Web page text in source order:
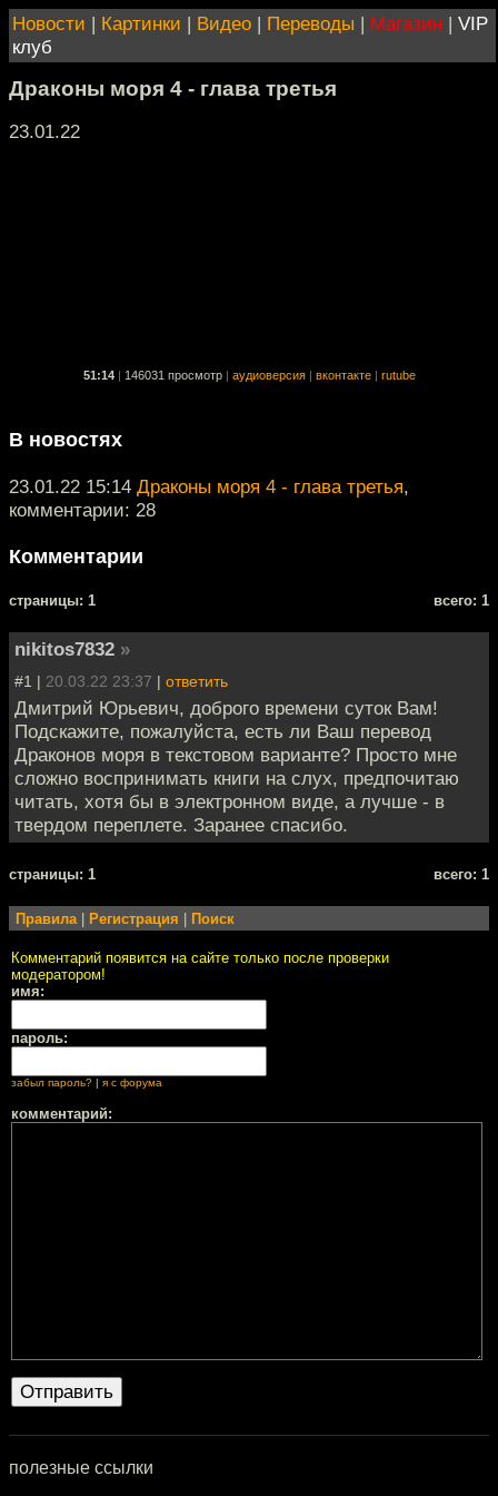
Новости | Картинки | Видео | Переводы | Магазин | VIP
клуб
Драконы моря 4 - глава третья
23.01.22
51:14 146031 просмотр аудиоверсия вконтакте rutube
В новостях
23.01.22 15:14 Драконы моря 4 - глава третья,
комментарии: 28
Комментарии
cтраницы: 1 всего: 1
nikitos7832 »
#1 | 20.03.22 23:37 | ответить
Дмитрий Юрьевич, доброго времени суток Вам!
Подскажите, пожалуйста, есть ли Ваш перевод
Драконов моря в текстовом варианте? Просто мне
сложно воспринимать книги на слух, предпочитаю
читать, хотя бы в электронном виде, а лучше - в
твердом переплете. Заранее спасибо.
cтраницы: 1 всего: 1
Правила| Регистрация Поиск
Комментарий появится на сайте только после проверки
модератором!
имя:
пароль:
забыл пароль? я с форума
комментарий:
полезные ссылки